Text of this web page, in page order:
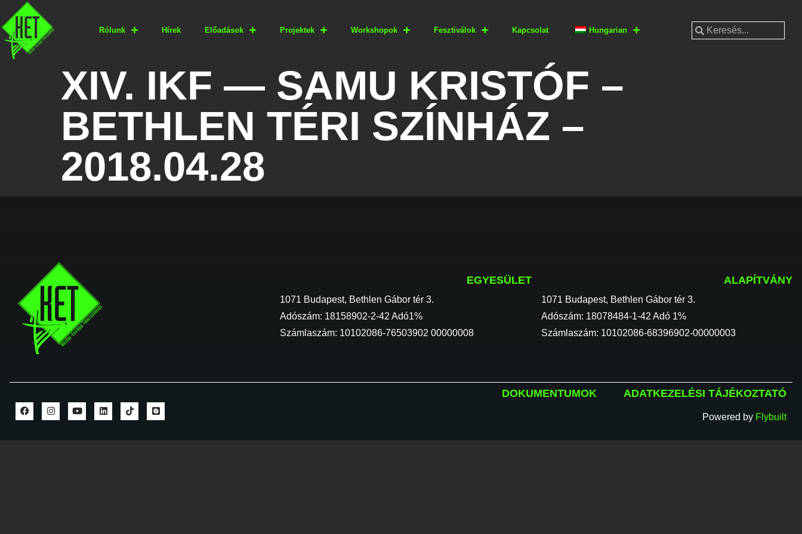
Rólunk Hírek Előadások Projektek Workshopok Fesztiválok Kapcsolat Hungarian
XIV. IKF — SAMU KRISTÓF –
BETHLEN TÉRI SZÍNHÁZ –
2018.04.28
EGYESÜLET
1071 Budapest, Bethlen Gábor tér 3.
Adószám: 18158902-2-42 Adó1%
Számlaszám: 10102086-76503902 00000008
ALAPÍTVÁNY
1071 Budapest, Bethlen Gábor tér 3.
Adószám: 18078484-1-42 Adó 1%
Számlaszám: 10102086-68396902-00000003
DOKUMENTUMOK ADATKEZELÉSI TÁJÉKOZTATÓ
Powered by Flybuilt